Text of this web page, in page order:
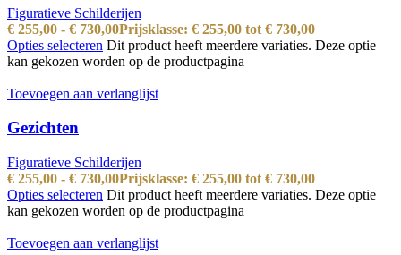
Figuratieve Schilderijen
€ 255,00 - € 730,00Prijsklasse: € 255,00 tot € 730,00
Opties selecteren Dit product heeft meerdere variaties. Deze optie
kan gekozen worden op de productpagina
Toevoegen aan verlanglijst
Gezichten
Figuratieve Schilderijen
€ 255,00 - € 730,00Prijsklasse: € 255,00 tot € 730,00
Opties selecteren Dit product heeft meerdere variaties. Deze optie
kan gekozen worden op de productpagina
Toevoegen aan verlanglijst